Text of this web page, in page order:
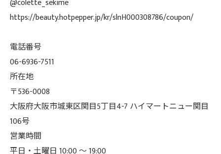
https://beauty.hotpepper.jp/kr/slnH000308786/coupon/
電話番号
06-6936-7511
所在地
〒536-0008
大阪府大阪市城東区関目5丁目4-7 ハイマートニュー関目
106号
営業時間
平日・土曜日 10:00 ～ 19:00